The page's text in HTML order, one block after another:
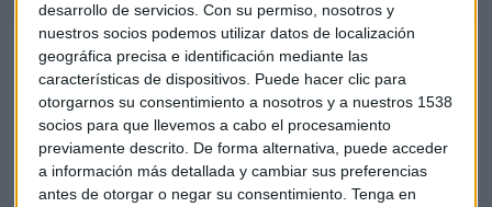
desarrollo de servicios. Con su permiso, nosotros y
nuestros socios podemos utilizar datos de localización
geográfica precisa e identificación mediante las
características de dispositivos. Puede hacer clic para
otorgarnos su consentimiento a nosotros y a nuestros 1538
socios para que llevemos a cabo el procesamiento
previamente descrito. De forma alternativa, puede acceder
a información más detallada y cambiar sus preferencias
antes de otorgar o negar su consentimiento. Tenga en